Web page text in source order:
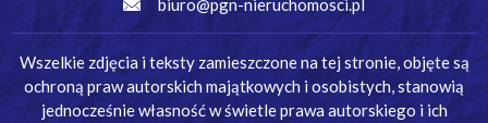
biuro@pgn-nieruchomosci.pl
Wszelkie zdjęcia i teksty zamieszczone na tej stronie, objęte są
ochroną praw autorskich majątkowych i osobistych, stanowią
jednocześnie własność w świetle prawa autorskiego i ich